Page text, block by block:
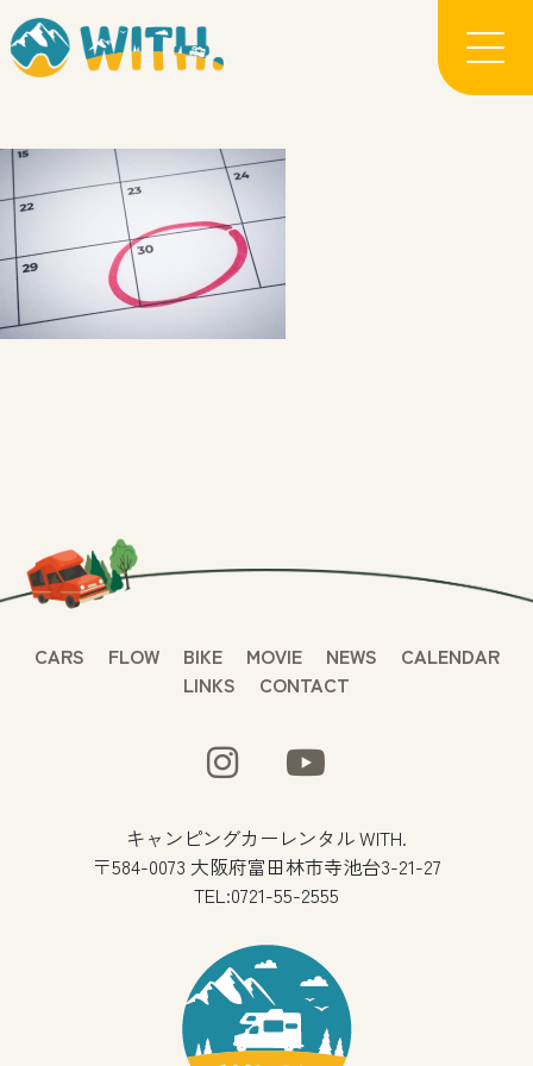
CARS FLOW BIKE MOVIE NEWS
CALENDAR
LINKS
CONTACT
キャンピングカーレンタル WITH.
〒584-0073 大阪府富田林市寺池台3-21-27
TEL:0721-55-2555